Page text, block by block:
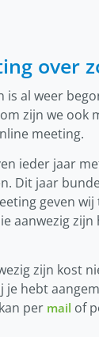
over
is al weer
zijn we ook
meeting.
ieder jaar
Dit jaar
geven wij
aanwezig
zijn kost
hebt
per mail of